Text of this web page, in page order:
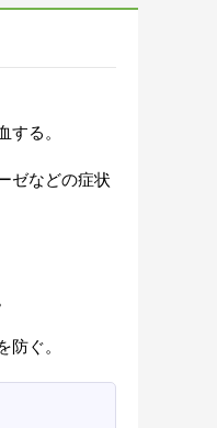
する。
ゼなどの症状
防ぐ。